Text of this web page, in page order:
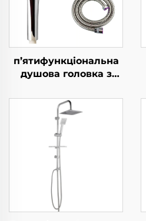
п’ятифункціональна
душова головка з
металевим шлангом
1,5 м, легко
очищується,
самоклеюча опора
без свердління